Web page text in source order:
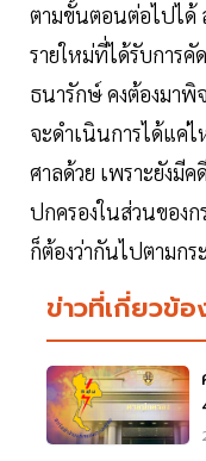
ตามขั้นตอนต่อไปได้
รายใหม่ที่ได้รับการ
ธนารักษ์ คงต้องมาพิ
จะดำเนินการได้แค่ไ
ศาลด้วย เพราะยังมี
ปกครองในส่วนของ
ก็ต้องว่ากันไปตามกร
ข่าวที่เกี่ยวข้อ